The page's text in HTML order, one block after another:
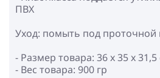
ПВХ
Уход: помыть под проточной
- Размер товара: 36 x 35 x 31,5
- Вес товара: 900 гр